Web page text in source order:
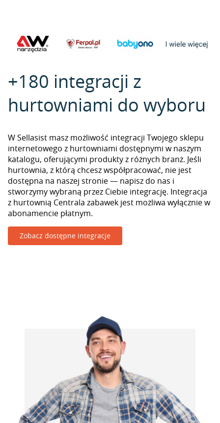
+180 integracji z
hurtowniami do wyboru
W Sellasist masz możliwość integracji Twojego sklepu
internetowego z hurtowniami dostępnymi w naszym
katalogu, oferującymi produkty z różnych branż. Jeśli
hurtownia, z którą chcesz współpracować, nie jest
dostępna na naszej stronie — napisz do nas i
stworzymy wybraną przez Ciebie integrację. Integracja
z hurtownią Centrala zabawek jest możliwa wyłącznie w
abonamencie płatnym.
Zobacz dostępne integracje